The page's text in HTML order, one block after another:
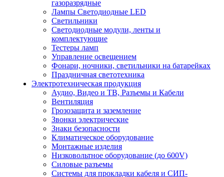
газоразрядные
Лампы Светодиодные LED
Светильники
Светодиодные модули, ленты и
комплектующие
Тестеры ламп
Управление освещением
Фонари, ночники, светильники на батарейках
Праздничная светотехника
Электротехническая продукция
Аудио, Видео и ТВ, Разъемы и Кабели
Вентиляция
Грозозащита и заземление
Звонки электрические
Знаки безопасности
Климатическое оборудование
Монтажные изделия
Низковольтное оборудование (до 600V)
Силовые разъемы
Системы для прокладки кабеля и СИП-